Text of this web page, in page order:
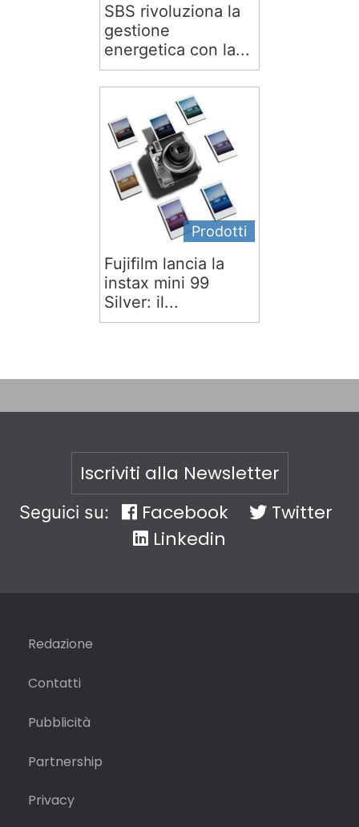
SBS rivoluziona la
gestione
energetica con la...
Prodotti
Fujifilm lancia la
instax mini 99
Silver: il...
Iscriviti alla Newsletter
Seguici su: Facebook
Twitter
Linkedin
Redazione
Contatti
Pubblicità
Partnership
Privacy